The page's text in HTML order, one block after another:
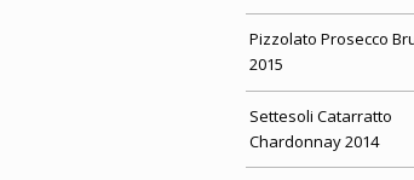
Pizzolato Prosecco
2015
Settesoli Catarratto
Chardonnay 2014